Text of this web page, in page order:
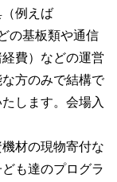
例えば
の基板類や通信
費）などの運営
方のみで結構で
します。会場入
材の現物寄付な
も達のプログラ